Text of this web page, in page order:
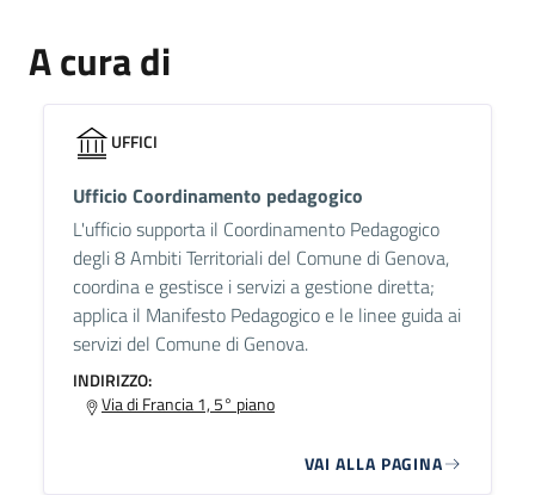
A cura di
UFFICI
Ufficio Coordinamento pedagogico
L'ufficio supporta il Coordinamento Pedagogico
degli 8 Ambiti Territoriali del Comune di Genova,
coordina e gestisce i servizi a gestione diretta;
applica il Manifesto Pedagogico e le linee guida ai
servizi del Comune di Genova.
INDIRIZZO:
Via di Francia 1, 5° piano
VAI ALLA PAGINA